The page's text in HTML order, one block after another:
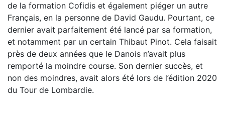
de la formation Cofidis et également piéger un autre
Français, en la personne de David Gaudu. Pourtant, ce
dernier avait parfaitement été lancé par sa formation,
et notamment par un certain Thibaut Pinot. Cela faisait
près de deux années que le Danois n’avait plus
remporté la moindre course. Son dernier succès, et
non des moindres, avait alors été lors de l’édition 2020
du Tour de Lombardie.